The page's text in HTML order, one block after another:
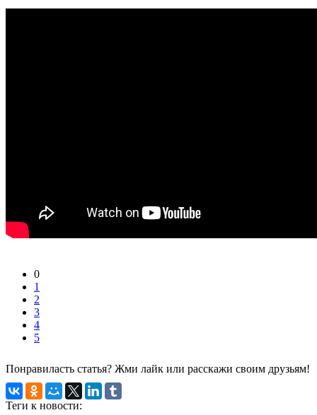
0
1
2
3
4
5
Понравиласть статья? Жми лайк или расскажи своим друзьям!
Теги к новости: